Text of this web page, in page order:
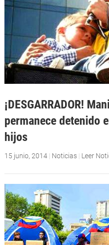
¡DESGARRADOR!
permanece detenido
hijos
15 junio, 2014| Noticias | Leer